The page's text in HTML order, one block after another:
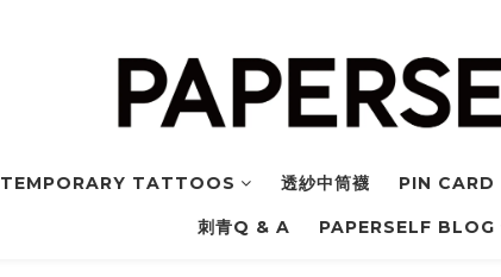
TEMPORARY TATTOOS 透紗中筒襪 PIN CARD
刺青Q & A PAPERSELF BLOG